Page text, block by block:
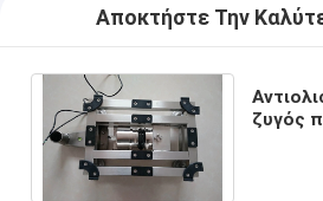
Αποκτήστε Την
ζυγός